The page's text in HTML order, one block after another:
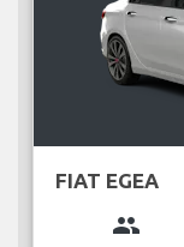
FIAT EGEA
group